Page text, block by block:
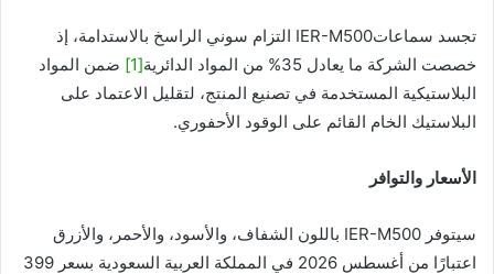
تجسد سماعاتIER-M500 التزام سوني الراسخ بالاستدامة، إذ
خصصت الشركة ما يعادل 35% من المواد الدائرية
[1]
ضمن المواد
البلاستيكية المستخدمة في تصنيع المنتج، لتقليل الاعتماد على
البلاستيك الخام القائم على الوقود الأحفوري.
الأسعار والتوافر
سيتوفر IER-M500 باللون الشفاف، والأسود، والأحمر، والأزرق
اعتبارًا من أغسطس 2026 في المملكة العربية السعودية بسعر 399